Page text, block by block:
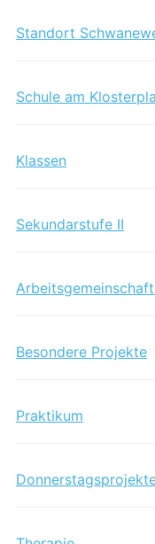
Standort
Schule am
Klassen
Sekundarstufe II
Besondere Projekte
Praktikum